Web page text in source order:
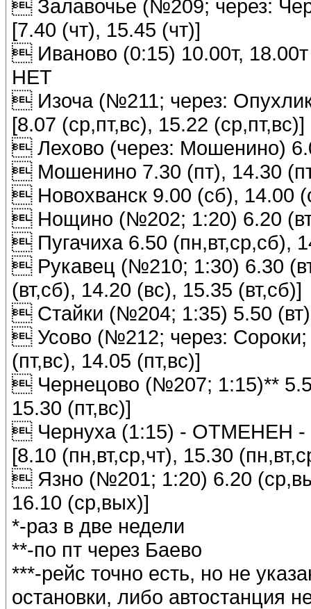
 Залавочье (№209; через:
[7.40 (чт), 15.45 (чт)]
 Иваново (0:15) 10.00т,
НЕТ
 Изоча (№211; через:
[8.07 (ср,пт,вс), 15.22 (ср,пт,вс)]
 Лехово (через: Мошенино)
 Мошенино 7.30 (пт), 14.30
 Новохванск 9.00 (сб), 14.00
 Нощино (№202; 1:20) 6.20
 Пугачиха 6.50 (пн,вт,ср,сб),
 Рукавец (№210; 1:30) 6.30
(вт,сб), 14.20 (вс), 15.35 (вт,сб)]
 Стайки (№204; 1:35) 5.50
 Усово (№212; через: Сороки;
(пт,вс), 14.05 (пт,вс)]
 Чернецово (№207; 1:15)**
15.30 (пт,вс)]
 Чернуха (1:15) - ОТМЕНЕН -
[8.10 (пн,вт,ср,чт), 15.30
 Язно (№201; 1:20) 6.20
16.10 (ср,вых)]
*-раз в две недели
**-по пт через Баево
***-рейс точно есть, но не
остановки, либо автостанция